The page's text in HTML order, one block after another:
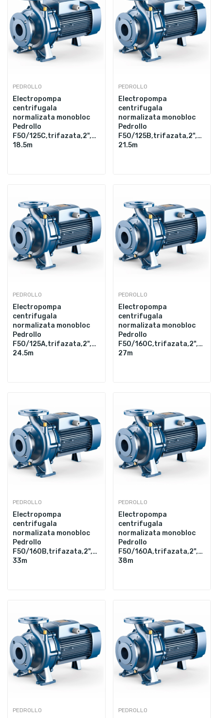
PEDROLLO
Electropompa
centrifugala
normalizata monobloc
Pedrollo
F50/125C,trifazata,2",2200W,1200L/min,Hmax.
18.5m
PEDROLLO
Electropompa
centrifugala
normalizata monobloc
Pedrollo
F50/
21.5m
PEDROLLO
Electropompa
centrifugala
normalizata monobloc
Pedrollo
F50/125A,trifazata,2",4000W,1200L/min,Hmax.
24.5m
PEDROLLO
Electropompa
centrifugala
normalizata monobloc
Pedrollo
F50/
27m
PEDROLLO
Electropompa
centrifugala
normalizata monobloc
Pedrollo
F50/160B,trifazata,2",5500W,1100L/min,Hmax.
33m
PEDROLLO
Electropompa
centrifugala
normalizata monobloc
Pedrollo
F50/
38m
PEDROLLO PEDROLLO